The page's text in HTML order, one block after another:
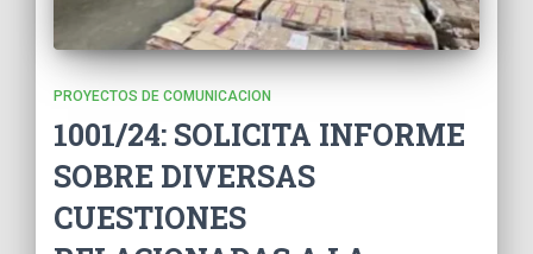
PROYECTOS DE COMUNICACION
1001/24: SOLICITA INFORME
SOBRE DIVERSAS
CUESTIONES